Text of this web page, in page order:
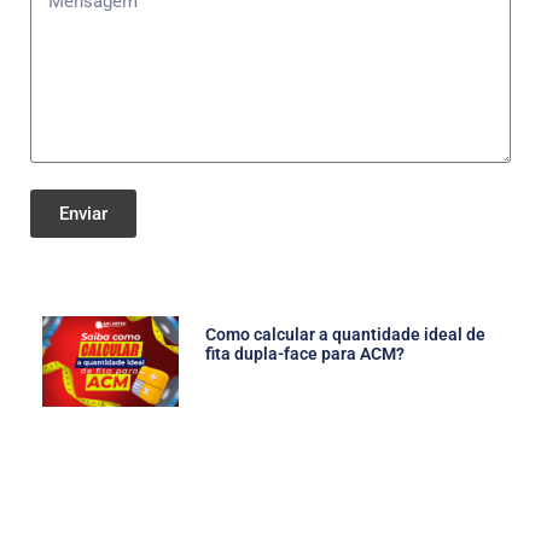
Enviar
Como calcular a quantidade ideal de
fita dupla-face para ACM?